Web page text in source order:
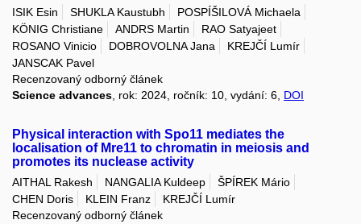
ISIK Esin SHUKLA Kaustubh
POSPÍŠILOVÁ Michaela
KÖNIG Christiane
ANDRS Martin
RAO Satyajeet
ROSANO Vinicio
DOBROVOLNA Jana
KREJČÍ Lumír
JANSCAK Pavel
Recenzovaný odborný článek
Science advances, rok: 2024, ročník: 10, vydání: 6, DOI
Physical interaction with Spo11 mediates the
localisation of Mre11 to chromatin in meiosis and
promotes its nuclease activity
AITHAL Rakesh NANGALIA Kuldeep
ŠPÍREK Mário
CHEN Doris
KLEIN Franz
KREJČÍ Lumír
Recenzovaný odborný článek